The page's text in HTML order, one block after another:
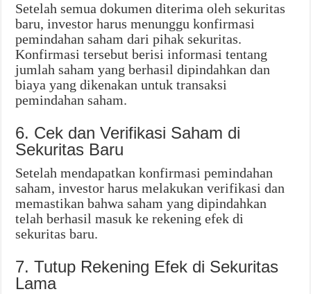
Setelah semua dokumen diterima oleh sekuritas
baru, investor harus menunggu konfirmasi
pemindahan saham dari pihak sekuritas.
Konfirmasi tersebut berisi informasi tentang
jumlah saham yang berhasil dipindahkan dan
biaya yang dikenakan untuk transaksi
pemindahan saham.
6. Cek dan Verifikasi Saham di
Sekuritas Baru
Setelah mendapatkan konfirmasi pemindahan
saham, investor harus melakukan verifikasi dan
memastikan bahwa saham yang dipindahkan
telah berhasil masuk ke rekening efek di
sekuritas baru.
7. Tutup Rekening Efek di Sekuritas
Lama